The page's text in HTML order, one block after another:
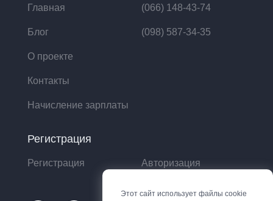
Главная
Блог
О проекте
Контакты
Начисление зарплаты
(066) 148-43-74
(098) 587-34-35
Регистрация
Регистрация Авторизация
Этот сайт использует файлы cookie